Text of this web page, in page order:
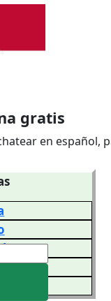
gratis
en español,